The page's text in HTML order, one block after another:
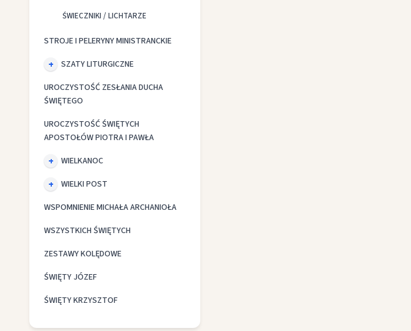
ŚWIECZNIKI / LICHTARZE
STROJE I PELERYNY MINISTRANCKIE
SZATY LITURGICZNE
UROCZYSTOŚĆ ZESŁANIA DUCHA
ŚWIĘTEGO
UROCZYSTOŚĆ ŚWIĘTYCH
APOSTOŁÓW PIOTRA I PAWŁA
WIELKANOC
WIELKI POST
WSPOMNIENIE MICHAŁA ARCHANIOŁA
WSZYSTKICH ŚWIĘTYCH
ZESTAWY KOLĘDOWE
ŚWIĘTY JÓZEF
ŚWIĘTY KRZYSZTOF